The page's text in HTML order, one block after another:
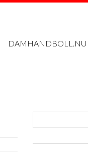
DAMHANDBOLL.NU